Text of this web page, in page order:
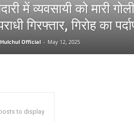
में व्यवसायी को मारी
गिरफ्तार, गिरोह का
Official - May 12, 2025
to display